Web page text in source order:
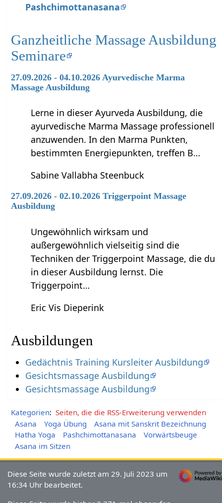
Pashchimottanasana
Ganzheitliche Massage Ausbildung
Seminare
27.09.2026 - 04.10.2026 Ayurvedische Marma
Massage Ausbildung
Lerne in dieser Ayurveda Ausbildung, die
ayurvedische Marma Massage professionell
anzuwenden. In den Marma Punkten,
bestimmten Energiepunkten, treffen B…
Sabine Vallabha Steenbuck
27.09.2026 - 02.10.2026 Triggerpoint Massage
Ausbildung
Ungewöhnlich wirksam und
außergewöhnlich vielseitig sind die
Techniken der Triggerpoint Massage, die du
in dieser Ausbildung lernst. Die
Triggerpoint…
Eric Vis Dieperink
Ausbildungen
Gedächtnis Training Kursleiter Ausbildung
Gesichtsmassage Ausbildung
Gesichtsmassage Ausbildung
Kategorien: Seiten, die die RSS-Erweiterung verwenden
Asana
Yoga Übung
Asana mit Sanskrit Bezeichnung
Hatha Yoga
Pashchimottanasana
Vorwärtsbeuge
Asana im Sitzen
Diese Seite wurde zuletzt am 29. Juli 2023 um
16:34 Uhr bearbeitet.